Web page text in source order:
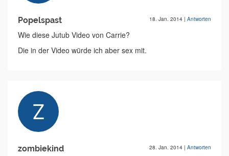
Popelspast 18. Jan. 2014 | Antworten
Wie diese Jutub Video von Carrie?
Die in der Video würde ich aber sex mit.
zombiekind 28. Jan. 2014 | Antworten